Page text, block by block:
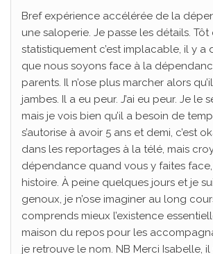
Bref expérience accélérée de la
une saloperie. Je passe les détails. Tôt
statistiquement c’est implacable, il y a
que nous soyons face à la
parents. Il n’ose plus marcher alors
jambes. Il a eu peur. J’ai eu peur. Je le
mais je vois bien qu’il a besoin de
s’autorise à avoir 5 ans et demi, c’est
dans les reportages à la télé, mais
dépendance quand vous y faites face,
histoire. À peine quelques jours et je
genoux, je n’ose imaginer au long
comprends mieux l’existence
maison du repos pour les
je retrouve le nom. NB Merci Isabelle, il